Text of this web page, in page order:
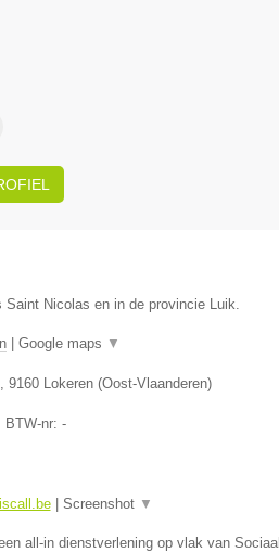
Saint Nicolas en in de provincie Luik.
| Google maps ▼
, 9160 Lokeren(Oost-Vlaanderen)
BTW-nr: -
| Screenshot ▼
all-in dienstverlening op vlak van Sociaal